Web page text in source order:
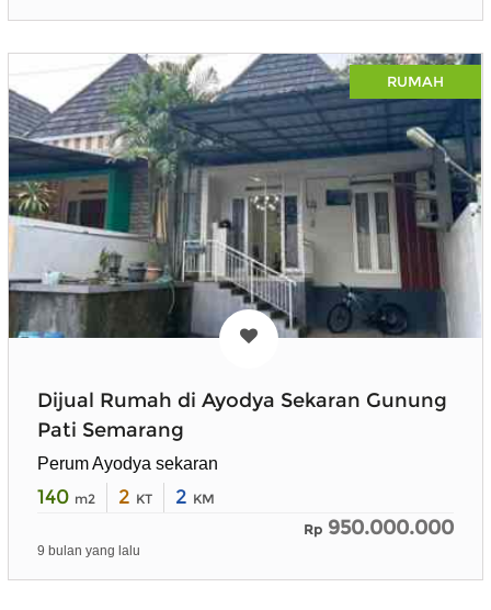
RUMAH
Dijual Rumah di Ayodya Sekaran Gunung
Pati Semarang
Perum Ayodya sekaran
140 m2 2 KT 2 KM
Rp 950.000.000
9 bulan yang lalu